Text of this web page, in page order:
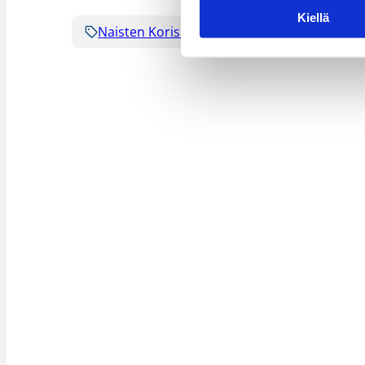
Kiellä
Naisten Korisliiga